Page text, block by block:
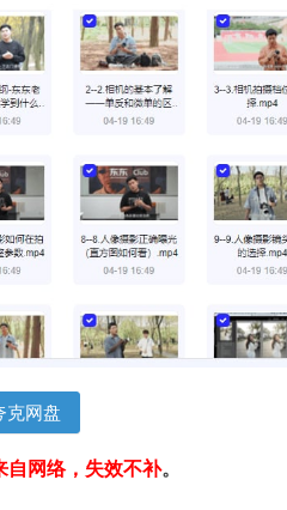
克网盘
自网络，失效不补。